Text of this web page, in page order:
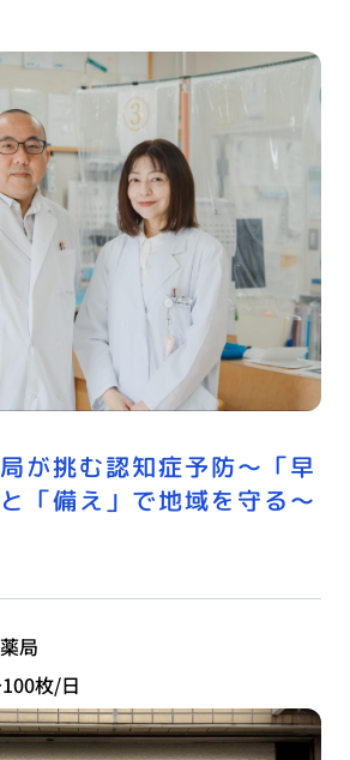
が挑む認知症予防〜「早
「備え」で地域を守る〜
局
枚/日